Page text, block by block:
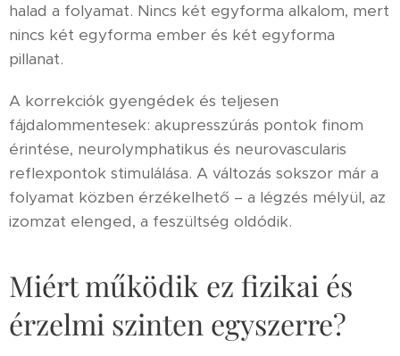
halad a folyamat. Nincs két egyforma alkalom, mert
nincs két egyforma ember és két egyforma
pillanat.
A korrekciók gyengédek és teljesen
fájdalommentesek: akupresszúrás pontok finom
érintése, neurolymphatikus és neurovascularis
reflexpontok stimulálása. A változás sokszor már a
folyamat közben érzékelhető – a légzés mélyül, az
izomzat elenged, a feszültség oldódik.
Miért működik ez fizikai és
érzelmi szinten egyszerre?